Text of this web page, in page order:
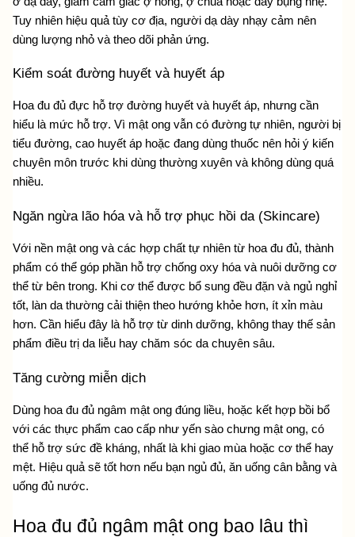
Tuy nhiên hiệu quả tùy cơ địa, người dạ dày nhạy cảm nên
dùng lượng nhỏ và theo dõi phản ứng.
Kiểm soát đường huyết và huyết áp
Hoa đu đủ đực hỗ trợ đường huyết và huyết áp, nhưng cần
hiểu là mức hỗ trợ. Vì mật ong vẫn có đường tự nhiên, người bị
tiểu đường, cao huyết áp hoặc đang dùng thuốc nên hỏi ý kiến
chuyên môn trước khi dùng thường xuyên và không dùng quá
nhiều.
Ngăn ngừa lão hóa và hỗ trợ phục hồi da (Skincare)
Với nền mật ong và các hợp chất tự nhiên từ hoa đu đủ, thành
phẩm có thể góp phần hỗ trợ chống oxy hóa và nuôi dưỡng cơ
thể từ bên trong. Khi cơ thể được bổ sung đều đặn và ngủ nghỉ
tốt, làn da thường cải thiện theo hướng khỏe hơn, ít xỉn màu
hơn. Cần hiểu đây là hỗ trợ từ dinh dưỡng, không thay thế sản
phẩm điều trị da liễu hay chăm sóc da chuyên sâu.
Tăng cường miễn dịch
Dùng hoa đu đủ ngâm mật ong đúng liều, hoặc kết hợp bồi bổ
với các thực phẩm cao cấp như yến sào chưng mật ong, có
thể hỗ trợ sức đề kháng, nhất là khi giao mùa hoặc cơ thể hay
mệt. Hiệu quả sẽ tốt hơn nếu bạn ngủ đủ, ăn uống cân bằng và
uống đủ nước.
Hoa đu đủ ngâm mật ong bao lâu thì